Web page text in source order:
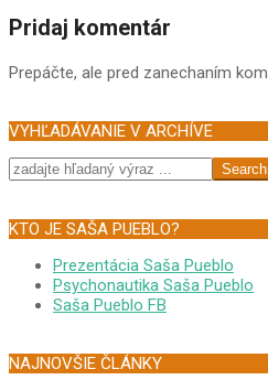
Pridaj komentár
Prepáčte, ale pred zanechaním
VYHĽADÁVANIE V ARCHÍVE
Search
KTO JE SAŠA PUEBLO?
Prezentácia Saša Pueblo
Psychonautika Saša Pueblo
Saša Pueblo FB
NAJNOVŠIE ČLÁNKY